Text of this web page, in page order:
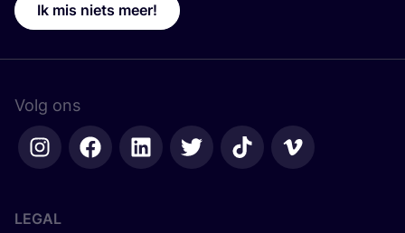
Ik mis niets meer!
Volg ons
LEGAL